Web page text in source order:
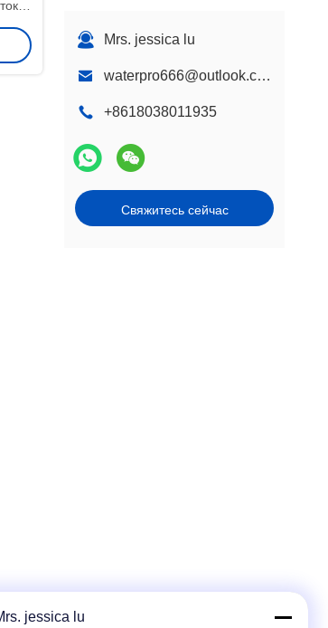
Mrs. jessica lu
waterpro666@outlook.com
+8618038011935
Свяжитесь сейчас
с
jessica lu